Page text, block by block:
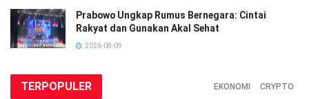
Prabowo Ungkap Rumus Bernegara: Cintai
Rakyat dan Gunakan Akal Sehat
2026-08-09
TERPOPULER EKONOMI CRYPTO